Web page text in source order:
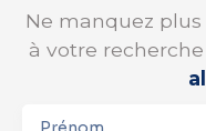
Ne manquez
à votre